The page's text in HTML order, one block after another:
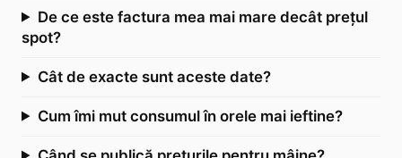
De ce este factura mea mai mare decât prețul
spot?
Cât de exacte sunt aceste date?
Cum îmi mut consumul în orele mai ieftine?